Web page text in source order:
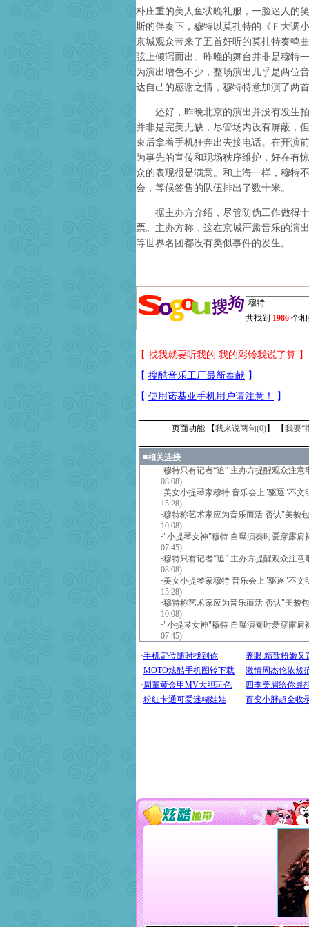
朴庄重的美人鱼状晚礼服，一脸迷人的
斯的伴奏下，穆特以莫扎特的《Ｆ大调
京城观众带来了五首好听的莫扎特奏鸣
弦上倾泻而出。昨晚的舞台并非是穆特
为演出增色不少，整场演出几乎是两位
达自己的感谢之情，穆特特意加演了两
还好，昨晚北京的演出并没有发生拍
并非是完美无缺，尽管场内设有屏蔽，
束后拿着手机狂奔出去接电话。在开演
为事先的宣传和现场秩序维护，好在有
众的表现很是满意。和上海一样，穆特
会，等候签售的队伍排出了数十米。
据主办方介绍，尽管防伪工作做得十
票。主办方称，这在京城严肃音乐的演
等世界名团都没有类似事件的发生。
共找到 1986 个
页面功能 【我来说两句(0)】 【我要“
■相关连接
·穆特只有记者“追” 主办方提醒观众注意
08:08)
·美女小提琴家穆特 音乐会上"驱逐"不文
15:28)
·穆特称艺术家应为音乐而活 否认"美貌
10:08)
·"小提琴女神"穆特 自曝演奏时爱穿露肩
07:45)
·穆特只有记者“追” 主办方提醒观众注意
08:08)
·美女小提琴家穆特 音乐会上"驱逐"不文
15:28)
·穆特称艺术家应为音乐而活 否认"美貌
10:08)
·"小提琴女神"穆特 自曝演奏时爱穿露肩
07:45)